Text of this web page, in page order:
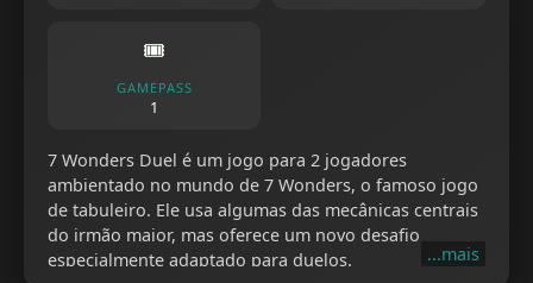
🎟️
GAMEPASS
1
7 Wonders Duel é um jogo para 2 jogadores
ambientado no mundo de 7 Wonders, o famoso jogo
de tabuleiro. Ele usa algumas das mecânicas centrais
do irmão maior, mas oferece um novo desafio
especialmente adaptado para duelos.
...mais